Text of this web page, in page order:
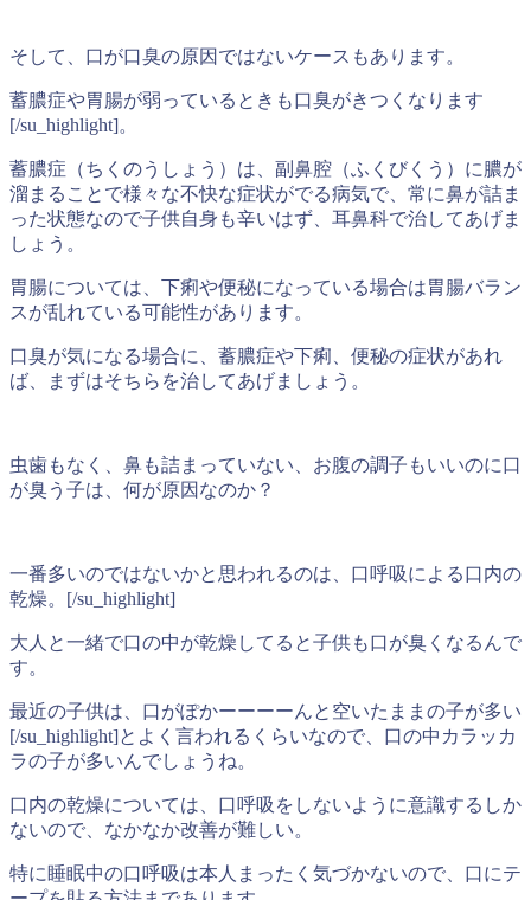
そして、口が口臭の原因ではないケースもあります。
蓄膿症や胃腸が弱っているときも口臭がきつくなります
[/su_highlight]。
蓄膿症（ちくのうしょう）は、副鼻腔（ふくびくう）に膿が
溜まることで様々な不快な症状がでる病気で、常に鼻が詰ま
った状態なので子供自身も辛いはず、耳鼻科で治してあげま
しょう。
胃腸については、下痢や便秘になっている場合は胃腸バラン
スが乱れている可能性があります。
口臭が気になる場合に、蓄膿症や下痢、便秘の症状があれ
ば、まずはそちらを治してあげましょう。
虫歯もなく、鼻も詰まっていない、お腹の調子もいいのに口
が臭う子は、何が原因なのか？
一番多いのではないかと思われるのは、口呼吸による口内の
乾燥。[/su_highlight]
大人と一緒で口の中が乾燥してると子供も口が臭くなるんで
す。
最近の子供は、口がぽかーーーーんと空いたままの子が多い
[/su_highlight]とよく言われるくらいなので、口の中カラッカ
ラの子が多いんでしょうね。
口内の乾燥については、口呼吸をしないように意識するしか
ないので、なかなか改善が難しい。
特に睡眠中の口呼吸は本人まったく気づかないので、口にテ